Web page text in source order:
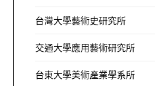
台灣大學藝術史研究所
交通大學應用藝術研究所
台東大學美術產業學系所